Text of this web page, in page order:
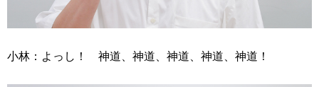
小林：よっし！ 神道、神道、神道、神道、神道！